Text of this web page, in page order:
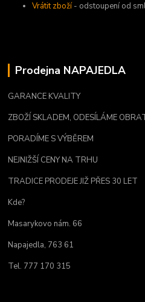
Vrátit zboží - odstoupení od
Prodejna NAPAJEDLA
GARANCE KVALITY
ZBOŽÍ SKLADEM, ODESÍLÁME
PORADÍME S VÝBĚREM
NEJNIŽŠÍ CENY NA TRHU
TRADICE PRODEJE JIŽ PŘES 30 LET
Kde?
Masarykovo nám. 66
Napajedla, 763 61
Tel. 777 170 315